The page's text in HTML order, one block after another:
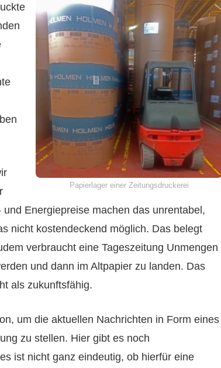
Papierlager einer Zeitungsdruckerei
Energiepreise machen das unrentabel,
nicht kostendeckend möglich. Das belegt
verbraucht eine Tageszeitung Unmengen
und dann im Altpapier zu landen. Das
als zukunftsfähig.
um die aktuellen Nachrichten in Form eines
zu stellen. Hier gibt es noch
ist nicht ganz eindeutig, ob hierfür eine